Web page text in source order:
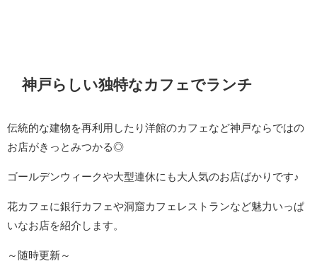
神戸らしい独特なカフェでランチ
伝統的な建物を再利用したり洋館のカフェなど神戸ならではの
お店がきっとみつかる◎
ゴールデンウィークや大型連休にも大人気のお店ばかりです♪
花カフェに銀行カフェや洞窟カフェレストランなど魅力いっぱ
いなお店を紹介します。
～随時更新～